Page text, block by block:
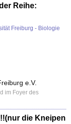
Reihe:
Freiburg - Biologie
e.V.
im Foyer des
die Kneipen